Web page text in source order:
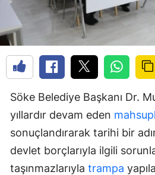
Söke Belediye Başkanı Dr.
yıllardır devam eden
sonuçlandırarak tarihi bir
devlet borçlarıyla ilgili
taşınmazlarıyla trampa